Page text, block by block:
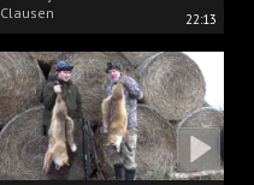
22:13
Clausen